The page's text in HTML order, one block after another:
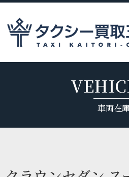
車両在